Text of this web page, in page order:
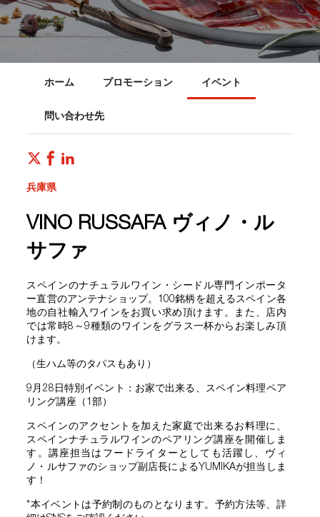
ホーム プロモーション イベント
問い合わせ先
兵庫県
VINO RUSSAFA ヴィノ・ル
サファ
スペインのナチュラルワイン・シードル専門インポータ
ー直営のアンテナショップ。100銘柄を超えるスペイン各
地の自社輸入ワインをお買い求め頂けます。また、店内
では常時8～9種類のワインをグラス一杯からお楽しみ頂
けます。
（生ハム等のタパスもあり）
9月28日特別イベント：お家で出来る、スペイン料理ペア
リング講座（1部）
スペインのアクセントを加えた家庭で出来るお料理に、
スペインナチュラルワインのペアリング講座を開催しま
す。講座担当はフードライターとしても活躍し、ヴィ
ノ・ルサファのショップ副店長によるYUMIKAが担当しま
す！
*本イベントは予約制のものとなります。予約方法等、詳